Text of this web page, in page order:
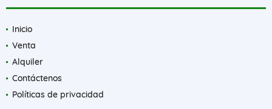
Inicio
Venta
Alquiler
Contáctenos
Políticas de privacidad